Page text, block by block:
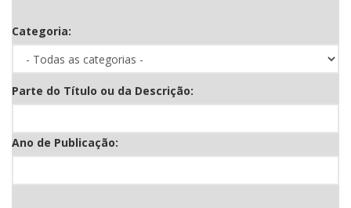
Categoria:
Parte do Título ou da Descrição:
Ano de Publicação: